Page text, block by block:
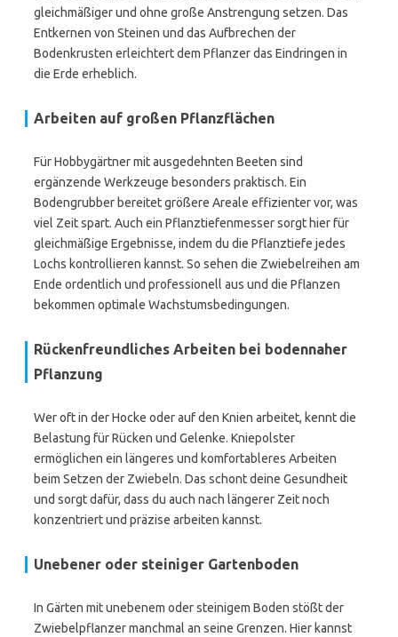
gleichmäßiger und ohne große Anstrengung setzen. Das
Entkernen von Steinen und das Aufbrechen der
Bodenkrusten erleichtert dem Pflanzer das Eindringen in
die Erde erheblich.
Arbeiten auf großen Pflanzflächen
Für Hobbygärtner mit ausgedehnten Beeten sind
ergänzende Werkzeuge besonders praktisch. Ein
Bodengrubber bereitet größere Areale effizienter vor, was
viel Zeit spart. Auch ein Pflanztiefenmesser sorgt hier für
gleichmäßige Ergebnisse, indem du die Pflanztiefe jedes
Lochs kontrollieren kannst. So sehen die Zwiebelreihen am
Ende ordentlich und professionell aus und die Pflanzen
bekommen optimale Wachstumsbedingungen.
Rückenfreundliches Arbeiten bei bodennaher
Pflanzung
Wer oft in der Hocke oder auf den Knien arbeitet, kennt die
Belastung für Rücken und Gelenke. Kniepolster
ermöglichen ein längeres und komfortableres Arbeiten
beim Setzen der Zwiebeln. Das schont deine Gesundheit
und sorgt dafür, dass du auch nach längerer Zeit noch
konzentriert und präzise arbeiten kannst.
Unebener oder steiniger Gartenboden
In Gärten mit unebenem oder steinigem Boden stößt der
Zwiebelpflanzer manchmal an seine Grenzen. Hier kannst